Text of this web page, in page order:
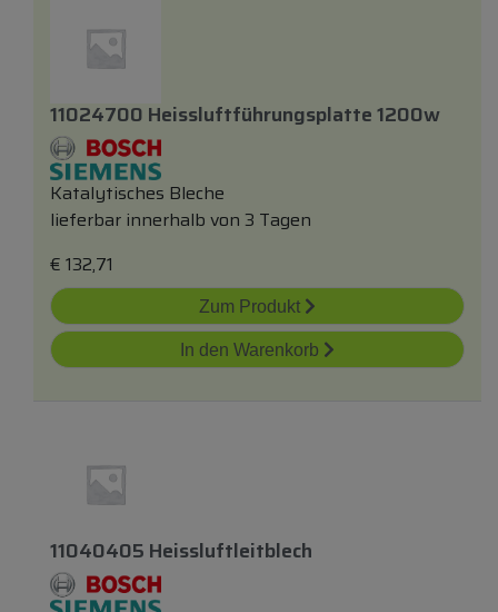
11024700 Heissluftführungsplatte 1200w
Katalytisches Bleche
lieferbar innerhalb von 3 Tagen
€ 132,71
Zum Produkt
In den Warenkorb
11040405 Heissluftleitblech